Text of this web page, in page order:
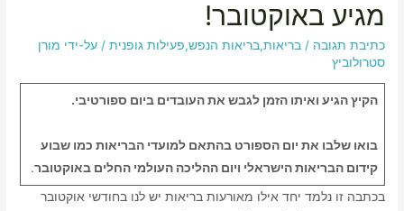
מגיע באוקטובר!
כתיבת תגובה /בריאות,בריאות הנפש,פעילות גופנית / על-ידי מורן
סטרולוביץ
הקיץ הגיע ואיתו הזמן לגבש את העובדים ביום ספורטיבי.
בואו שלבו את יום הספורט בהתאם למועדי הבריאות כמו שבוע
קידום הבריאות הישראלי ויום ההליכה העולמי החלים באוקטובר.
בכתבה זו נלמד יחד אילו מאורעות בריאות יש לנו בחודשי אוקטובר